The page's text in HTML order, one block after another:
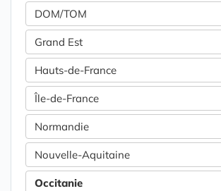
DOM/TOM
Grand Est
Hauts-de-France
Île-de-France
Normandie
Nouvelle-Aquitaine
Occitanie